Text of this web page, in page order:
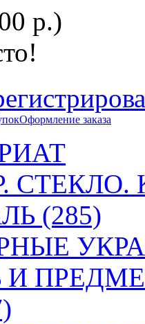
р.)
Оформление заказа
(285)